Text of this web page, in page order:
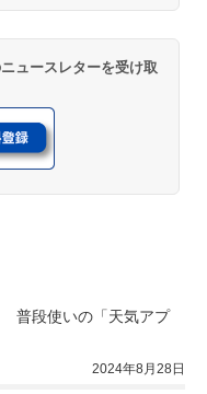
ュースレターを受け取
普段使いの「天気アプ
2024年8月28日